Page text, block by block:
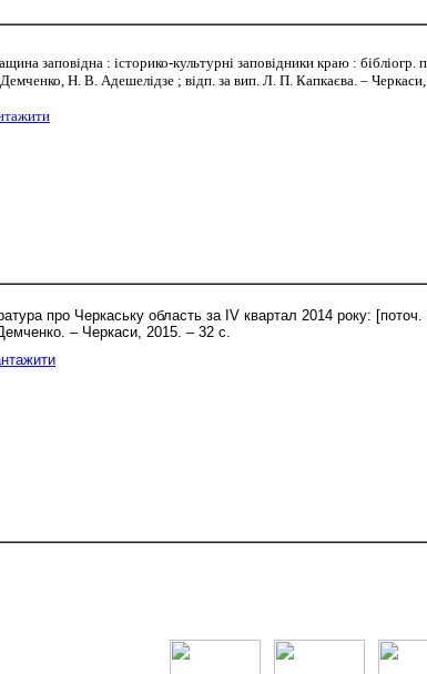
заповідна : історико-культурні заповідники краю :
Н. В. Адешелідзе ; відп. за вип. Л. П. Капкаєва. –
про Черкаську область за IV квартал 2014 року:
– Черкаси, 2015. – 32 с.